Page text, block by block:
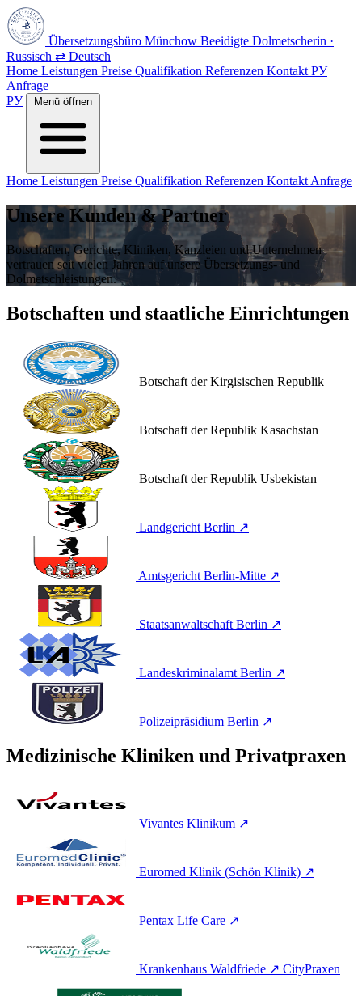
Übersetzungsbüro Münchow Beeidigte Dolmetscherin ·
Russisch ⇄ Deutsch
Home Leistungen Preise Qualifikation Referenzen Kontakt РУ
Anfrage
РУ
Menü öffnen
Home Leistungen Preise Qualifikation Referenzen Kontakt Anfrage
Unsere Kunden & Partner
Botschaften, Gerichte, Kliniken, Kanzleien und Unternehmen
vertrauen seit vielen Jahren auf unsere Übersetzungs- und
Dolmetschleistungen.
Botschaften und staatliche Einrichtungen
Botschaft der Kirgisischen Republik
Botschaft der Republik Kasachstan
Botschaft der Republik Usbekistan
Landgericht Berlin ↗
Amtsgericht Berlin-Mitte ↗
Staatsanwaltschaft Berlin ↗
Landeskriminalamt Berlin ↗
Polizeipräsidium Berlin ↗
Medizinische Kliniken und Privatpraxen
Vivantes Klinikum ↗
Euromed Klinik (Schön Klinik) ↗
Pentax Life Care ↗
Krankenhaus Waldfriede ↗ CityPraxen